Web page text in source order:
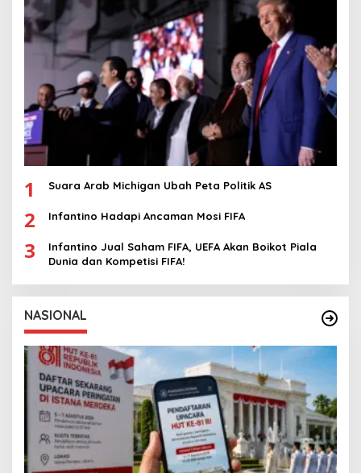
1 Suara Arab Michigan Ubah Peta Politik AS
2 Infantino Hadapi Ancaman Mosi FIFA
3
Infantino Jual Saham FIFA, UEFA Akan Boikot Piala
Dunia dan Kompetisi FIFA!
NASIONAL